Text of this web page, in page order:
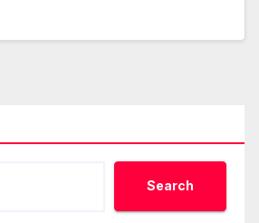
Search